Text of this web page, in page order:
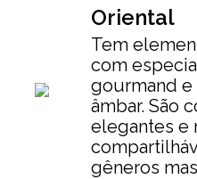
Oriental
Tem
com
gourmand
âmbar. São
elegantes e
gêneros